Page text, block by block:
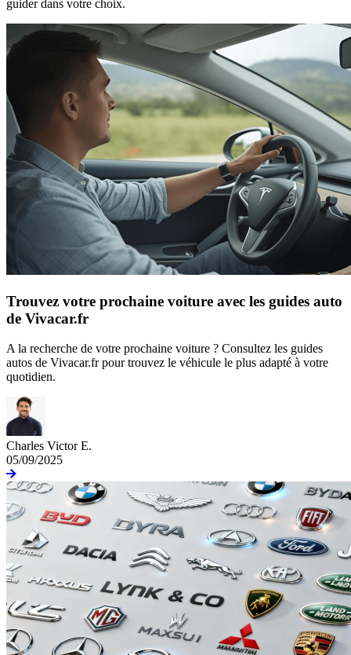
guider dans votre choix.
Trouvez votre prochaine voiture avec les guides auto
de Vivacar.fr
A la recherche de votre prochaine voiture ? Consultez les guides
autos de Vivacar.fr pour trouvez le véhicule le plus adapté à votre
quotidien.
Charles Victor E.
05/09/2025